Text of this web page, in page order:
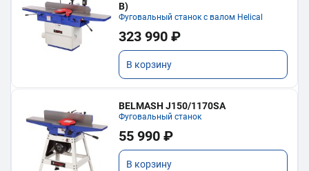
В)
Фуговальный станок с валом Helical
323 990 ₽
В корзину
BELMASH J150/1170SA
Фуговальный станок
55 990 ₽
В корзину